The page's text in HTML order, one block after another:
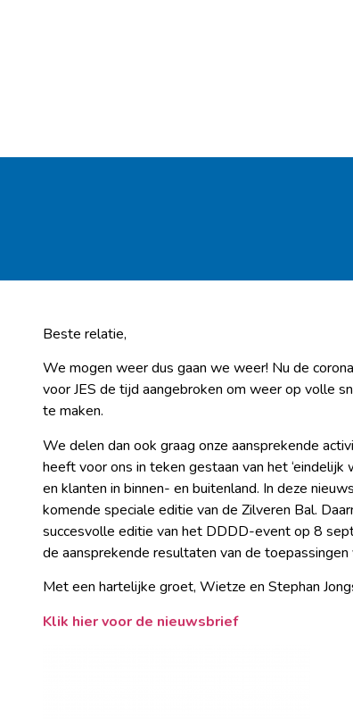
Beste relatie,
We mogen weer dus gaan we weer! Nu de
voor JES de tijd aangebroken om weer op volle
te maken.
We delen dan ook graag onze aansprekende
heeft voor ons in teken gestaan van het ‘eindelijk
en klanten in binnen- en buitenland. In deze
komende speciale editie van de Zilveren Bal.
succesvolle editie van het DDDD-event op 8
de aansprekende resultaten van de
Met een hartelijke groet, Wietze en Stephan
Klik hier voor de nieuwsbrief